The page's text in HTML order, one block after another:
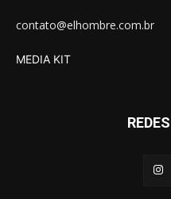
contato@elhombre.com.br
MEDIA KIT